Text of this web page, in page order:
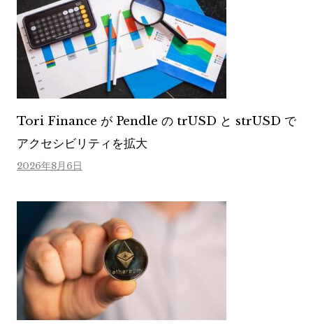
Tori Finance が Pendle の trUSD と strUSD で
アクセシビリティを拡大
2026年8月6日